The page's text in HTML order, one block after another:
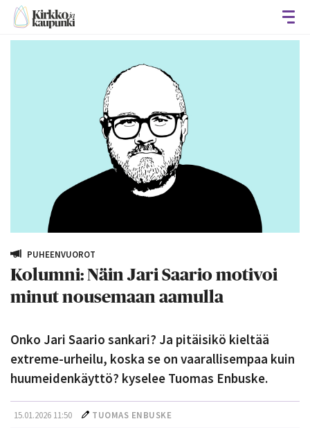
PUHEENVUOROT
Kolumni: Näin Jari Saario motivoi
minut nousemaan aamulla
Onko Jari Saario sankari? Ja pitäisikö kieltää
extreme-urheilu, koska se on vaarallisempaa kuin
huumeidenkäyttö? kyselee Tuomas Enbuske.
15.01.2026 11:50 TUOMAS ENBUSKE